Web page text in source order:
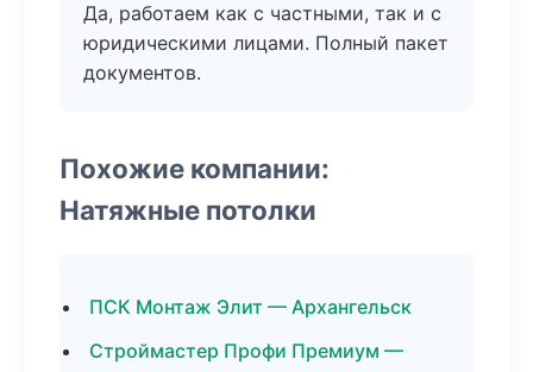
Да, работаем как с частными, так и с
юридическими лицами. Полный пакет
документов.
Похожие компании:
Натяжные потолки
ПСК Монтаж Элит — Архангельск
Строймастер Профи Премиум —